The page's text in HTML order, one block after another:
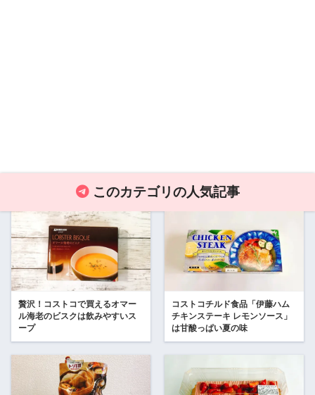
このカテゴリの人気記事
贅沢！コストコで買えるオマー
ル海老のビスクは飲みやすいス
ープ
コストコチルド食品「伊藤ハム
チキンステーキ レモンソース」
は甘酸っぱい夏の味